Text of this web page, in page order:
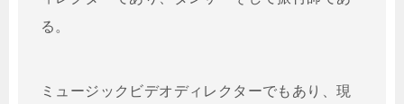
る。
ミュージックビデオディレクターでもあり、現